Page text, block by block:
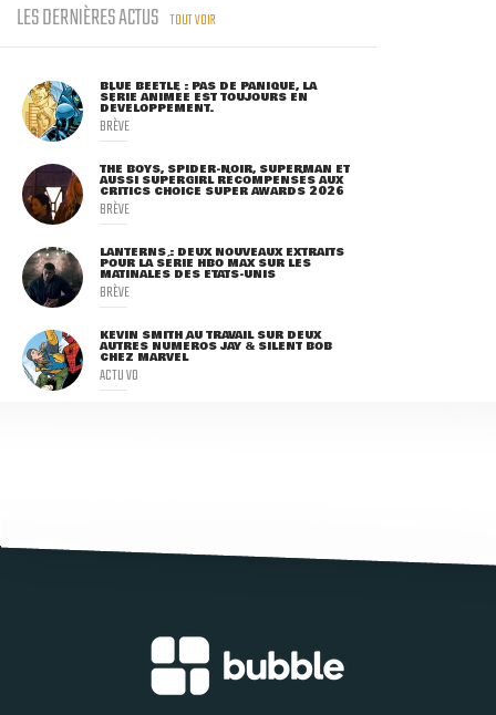
LES DERNIÈRES ACTUS TOUT VOIR
BLUE BEETLE : PAS DE PANIQUE, LA
SÉRIE ANIMÉE EST TOUJOURS EN
DÉVELOPPEMENT.
BRÈVE
THE BOYS, SPIDER-NOIR, SUPERMAN ET
AUSSI SUPERGIRL RÉCOMPENSÉS AUX
CRITICS CHOICE SUPER AWARDS 2026
BRÈVE
LANTERNS : DEUX NOUVEAUX EXTRAITS
POUR LA SÉRIE HBO MAX SUR LES
MATINALES DES ETATS-UNIS
BRÈVE
KEVIN SMITH AU TRAVAIL SUR DEUX
AUTRES NUMÉROS JAY & SILENT BOB
CHEZ MARVEL
ACTU VO